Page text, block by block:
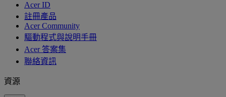
Acer ID
註冊產品
Acer Community
驅動程式與說明手冊
Acer 答案集
聯絡資訊
資源